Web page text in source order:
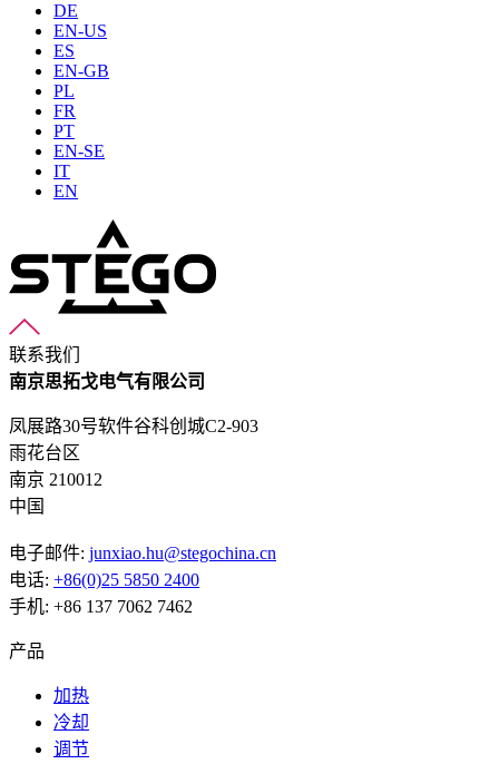
DE
EN-US
ES
EN-GB
PL
FR
PT
EN-SE
IT
EN
联系我们
南京思拓戈电气有限公司
凤展路30号软件谷科创城C2-903
雨花台区
南京 210012
中国
电子邮件: junxiao.hu@stegochina.cn
电话: +86(0)25 5850 2400
手机: +86 137 7062 7462
产品
加热
冷却
调节